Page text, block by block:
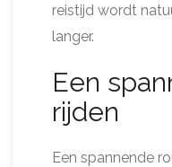
reistijd wordt
langer.
Een
rijden
Een spannende